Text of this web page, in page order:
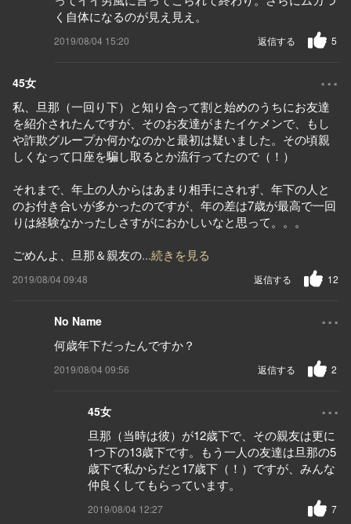
く自体になるのが見え見え。
2019/08/04 15:20 5
返信する
45女 ...
私、旦那（一回り下）と知り合って割と始めのうちにお友達
を紹介されたんですが、そのお友達がまたイケメンで、もし
や詐欺グループか何かなのかと最初は疑いました。その頃親
しくなって口座を騙し取るとか流行ってたので（！）
それまで、年上の人からはあまり相手にされず、年下の人と
のお付き合いが多かったのですが、年の差は7歳が最高で一回
りは経験なかったしさすがにおかしいなと思って。。。
ごめんよ、旦那＆親友の...続きを見る
2019/08/04 09:48 12
返信する
No Name ...
何歳年下だったんですか？
2019/08/04 09:56 2
返信する
45女 ...
旦那（当時は彼）が12歳下で、その親友は更に
1つ下の13歳下です。もう一人の友達は旦那の5
歳下で私からだと17歳下（！）ですが、みんな
仲良くしてもらっています。
2019/08/04 12:27 7